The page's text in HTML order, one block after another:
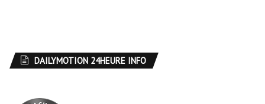
DAILYMOTION 24HEURE INFO